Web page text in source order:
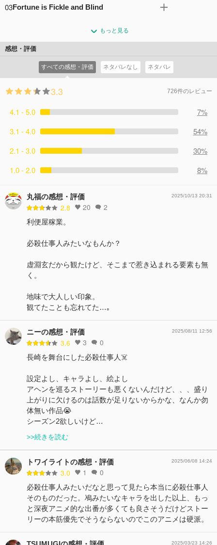
け」の何でも屋の幽烟らに救われる。 彼らから真実を明か
を陥れた相手への復讐を果たすために動き出すのだっ
コメント16件
雷蔵は、自らの死により許嫁のゆいへの罪を償おうとす
た。 忠義を捧げた藩も、守ると誓った家族も失い、全てを
なくして失意に暮れる雷蔵に幽烟は、とある提案をもちか
ける。 それは復讐を代行する殺し屋「利便事屋」への誘い
だった。雷蔵は金で人を斬る「利便事屋」という生業に強
く反発するが…。
03Fortune is Fickle and Blind
だが、そんな彼を迎え入れる利便事屋の仲間は、ひと癖も
ふた癖もある者ばかりだった。 中でも雷蔵と一緒に暮らす
折、彼らのもとに次なる利便事の依頼が届く。 これを好機
と捉えた惣二は雷蔵にとある勝負をもちかける。
コメント8件拍手10回
もっと見る
感想・評価
すべての感想・評価 ネタバレなし ネタバレ
3.3 726件のレビュー
4.1 - 5.0
7%
3.1 - 4.0
54%
2.1 - 3.0
30%
1.0 - 2.0
8%
丸福の感想・評価
2.8 20 2
2025/10/13 20:31
利便屋稼業。
必殺仕事人みたいなもんか？
虚淵玄だから観たけど、そこまで惹き込まれる要素も無
く。
地味で大人しい印象。
観てたことも忘れてた…｡
ニーの感想・評価
3.6 3 0
2025/08/11 12:56
長崎を舞台にした必殺仕事人☠️
設定よし、キャラよし、絵よし
アヘンを巡るストーリーも悪くないんだけど、、、盛り
上がりに欠けるのは話数が足りないからかな、なんか勿
体無い作品😭
シーズン2欲しいけど…
>>続きを読む
トワイライトの感想・評価
3.0 1 0
2025/06/08 14:24
必殺仕事人みたいだなと思って見たら本当に必殺仕事人
そのものだった。鳰みたいなキャラを出した以上、もっ
と深夜アニメ的な出番が多くても良さそうだけどストー
リーの本筋優先でそうならないのでこのアニメは硬派。
2025/03/23 14:26